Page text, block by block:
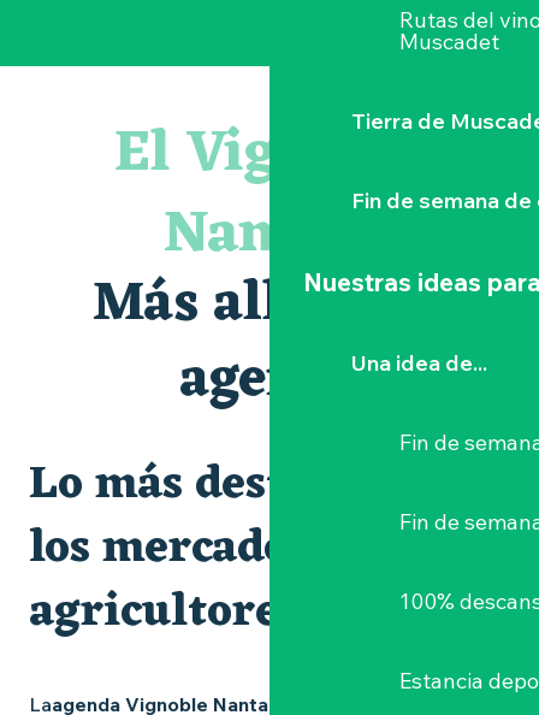
Rutas del
Muscadet
Tierra de
Fin de semana
Nuestras ideas
Una idea de...
Fin de
Fin de
100%
Estancia
Visite guidée « Histoire d'un jardin pittoresque »
« Sous nos yeux », regards sur les paysages du Vignoble
Le bleu dans tous ses états
Visites guidées expo « Veduta, les palais oubliés d'Italie »
Visite guidée « Au cœur de la forteresse »
Les Dimanches au port, 6e édition
Peintures - « La vie rêvée des oiseaux » de Claire Launay
Visite guidée : les essentiels de Clisson
El Vignoble
Nantais
Más allá de la
agenda
Lo más destacado y
los mercados de
agricultores
Laagenda Vignoble Nantais